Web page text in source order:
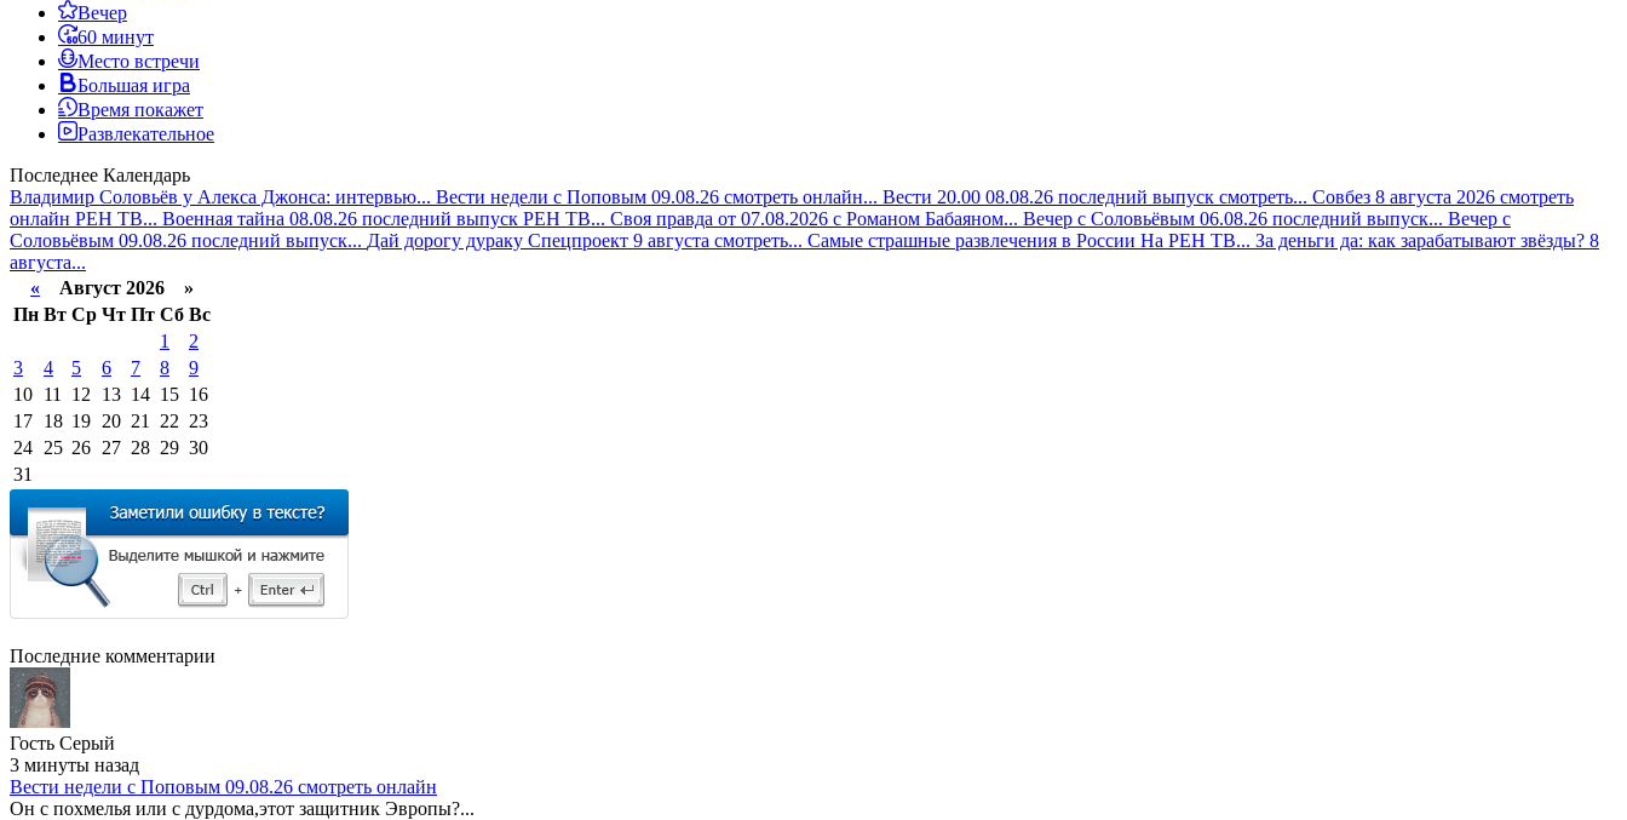
Вечер
60 минут
Место встречи
Большая игра
Время покажет
Развлекательное
Последнее Календарь
Владимир Соловьёв у Алекса Джонса: интервью... Вести недели с Поповым 09.08.26 смотреть онлайн... Вести 20.00 08.08.26 последний выпуск смотреть... Совбез 8 августа 2026 смотреть
онлайн РЕН ТВ... Военная тайна 08.08.26 последний выпуск РЕН ТВ... Своя правда от 07.08.2026 с Романом Бабаяном... Вечер с Соловьёвым 06.08.26 последний выпуск... Вечер с
Соловьёвым 09.08.26 последний выпуск... Дай дорогу дураку Спецпроект 9 августа смотреть... Самые страшные развлечения в России На РЕН ТВ... За деньги да: как зарабатывают звёзды? 8
августа...
« Август 2026 »
Пн Вт Ср Чт Пт Сб Вс
1
2
3
4 5 6 7 8
9
10 11 12 13 14 15 16
17 18 19 20 21 22 23
24 25 26 27 28 29 30
31
Последние комментарии
Гость Серый
3 минуты назад
Вести недели с Поповым 09.08.26 смотреть онлайн
Он с похмелья или с дурдома,этот защитник Эвропы?...